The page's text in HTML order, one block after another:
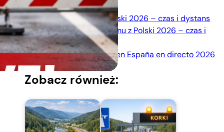
korki, OPP
Trasa do Venlo z Polski 2026 – czas i dystans
Trasa do Amsterdamu z Polski 2026 – czas i
dystans
Mapa de incendios en España en directo 2026
Zobacz również: